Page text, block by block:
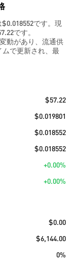
です。現
です。
動があり、流通供
で更新され、最
$57.22
$0.019801
$0.018552
$0.018552
+0.00%
+0.00%
$0.00
$6,144.00
0%